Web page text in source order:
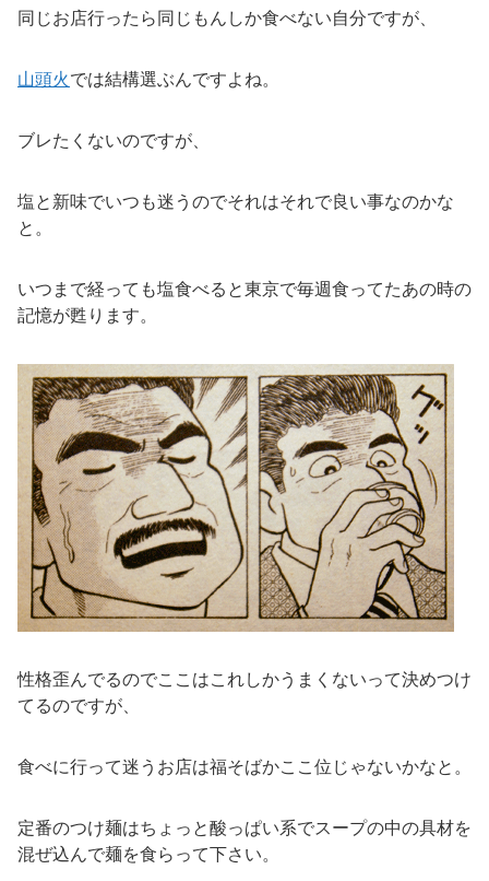
同じお店行ったら同じもんしか食べない自分ですが、
山頭火では結構選ぶんですよね。
ブレたくないのですが、
塩と新味でいつも迷うのでそれはそれで良い事なのかな
と。
いつまで経っても塩食べると東京で毎週食ってたあの時の
記憶が甦ります。
性格歪んでるのでここはこれしかうまくないって決めつけ
てるのですが、
食べに行って迷うお店は福そばかここ位じゃないかなと。
定番のつけ麺はちょっと酸っぱい系でスープの中の具材を
混ぜ込んで麺を食らって下さい。